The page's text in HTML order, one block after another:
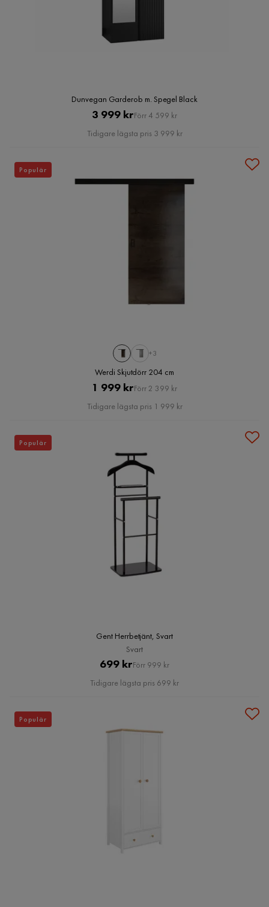
Dunvegan Garderob m. Spegel Black
Pris
3 999 krOriginal
Pris
Förr 4 599 kr
Tidigare lägsta pris 3 999 kr
+3
Werdi Skjutdörr 204 cm
Pris
1 999 krOriginal
Pris
Förr 2 399 kr
Tidigare lägsta pris 1 999 kr
Populär
Gent Herrbetjänt, Svart
Svart
Pris
699 krOriginal
Pris
Förr 999 kr
Tidigare lägsta pris 699 kr
Populär
Populär